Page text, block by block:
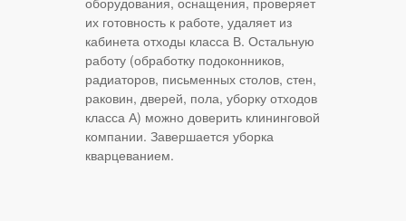
их готовность к работе, удаляет из
кабинета отходы класса В. Остальную
работу (обработку подоконников,
радиаторов, письменных столов, стен,
раковин, дверей, пола, уборку отходов
класса А) можно доверить клининговой
компании. Завершается уборка
кварцеванием.